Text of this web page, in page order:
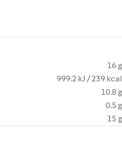
16 g
999.2 kJ / 239 kcal
10.8 g
0.5 g
15 g